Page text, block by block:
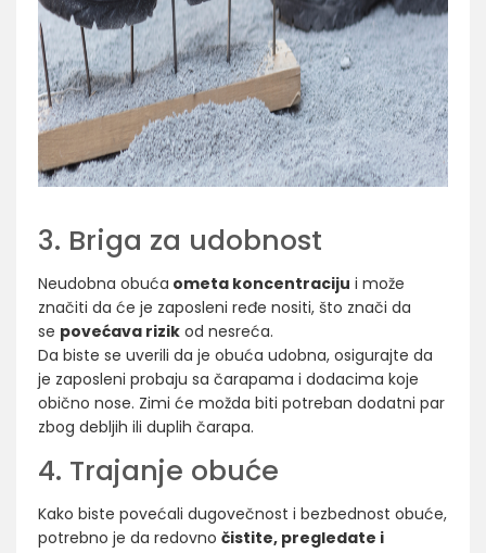
3. Briga za udobnost
Neudobna obuća ometa koncentraciju i može
značiti da će je zaposleni ređe nositi, što znači da
se povećava rizik od nesreća.
Da biste se uverili da je obuća udobna, osigurajte da
je zaposleni probaju sa čarapama i dodacima koje
obično nose. Zimi će možda biti potreban dodatni par
zbog debljih ili duplih čarapa.
4. Trajanje obuće
Kako biste povećali dugovečnost i bezbednost obuće,
potrebno je da redovno čistite, pregledate i